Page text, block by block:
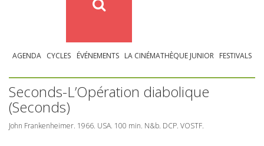
AGENDA CYCLES ÉVÉNEMENTS LA CINÉMATHÈQUE JUNIOR FESTIVALS
Seconds-L’Opération diabolique
(Seconds)
John Frankenheimer. 1966. USA. 100 min. N&b. DCP. VOSTF.